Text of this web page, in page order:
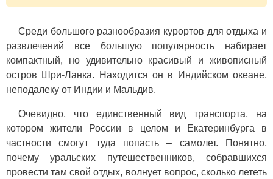
Среди большого разнообразия курортов для отдыха и
развлечений все большую популярность набирает
компактный, но удивительно красивый и живописный
остров Шри-Ланка. Находится он в Индийском океане,
неподалеку от Индии и Мальдив.
Очевидно, что единственный вид транспорта, на
котором жители России в целом и Екатеринбурга в
частности смогут туда попасть – самолет. Понятно,
почему уральских путешественников, собравшихся
провести там свой отдых, волнует вопрос, сколько лететь